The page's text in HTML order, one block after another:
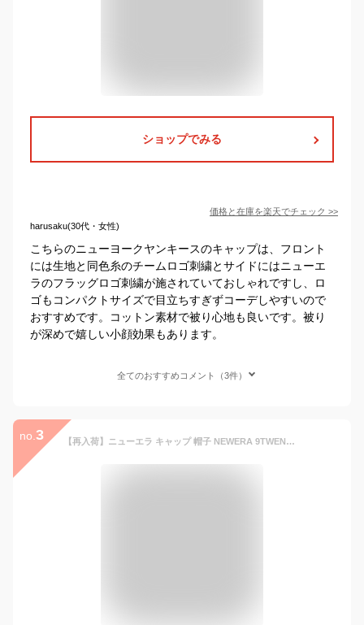
ショップでみる
価格と在庫を楽天でチェック >>
harusaku(30代・女性)
こちらのニューヨークヤンキースのキャップは、フロント
には生地と同色糸のチームロゴ刺繍とサイドにはニューエ
ラのフラッグロゴ刺繍が施されていておしゃれですし、ロ
ゴもコンパクトサイズで目立ちすぎずコーデしやすいので
おすすめです。コットン素材で被り心地も良いです。被り
が深めで嬉しい小顔効果もあります。
全てのおすすめコメント（3件）
no. 3 【再入荷】ニューエラ キャップ 帽子 NEWERA 9TWENTY 無地 NY LA メンズ レディース サイズ調節可能 フリーサイズ MLB ブラック ネイビー ホワイト カーキ ダークグリーン ロサンゼルス ドジャース losangeles dodgers